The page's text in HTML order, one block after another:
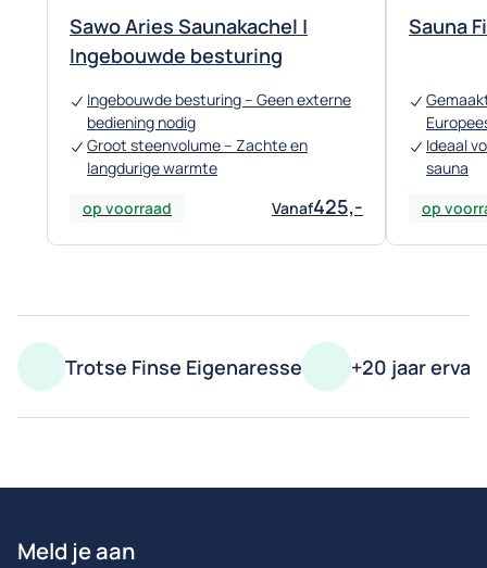
Sawo Aries Saunakachel |
Ingebouwde besturing
Ingebouwde besturing – Geen externe
bediening nodig
Groot steenvolume – Zachte en
langdurige warmte
op voorraad
Vanaf425,-
Sauna
Ideaal
sauna
op
Trotse Finse Eigenaresse +20 jaar
Meld je aan